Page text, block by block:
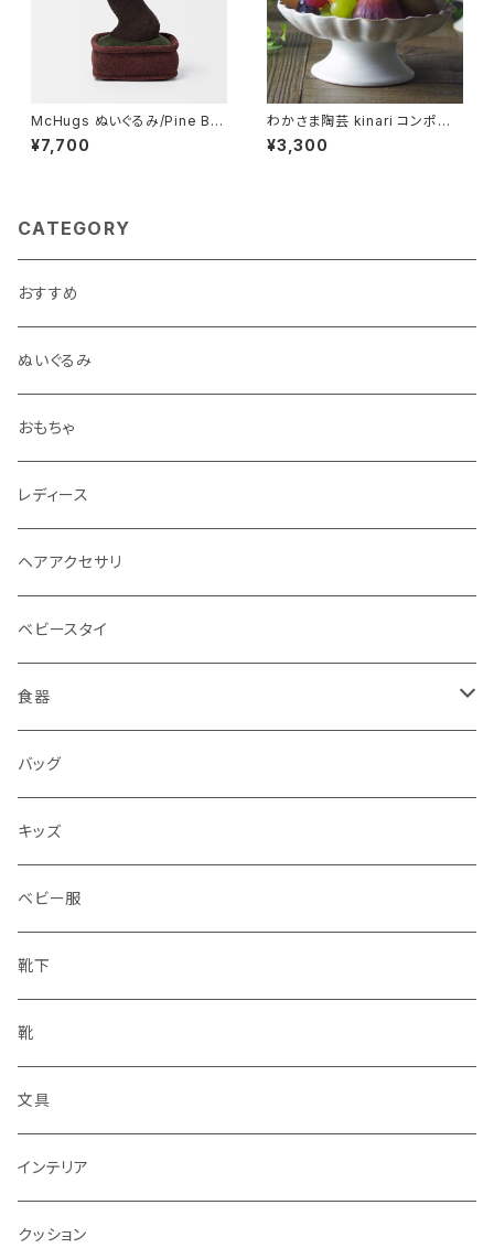
McHugs ぬいぐるみ/Pine Bo
nsai
¥7,700
わかさま陶芸 kinari コンポート
皿L 一番大きいサイズ
¥3,300
CATEGORY
おすすめ
ぬいぐるみ
おもちゃ
レディース
ヘアアクセサリ
ベビースタイ
食器
水筒
水筒
バッグ
キッズ
ベビー服
靴下
靴
文具
インテリア
クッション